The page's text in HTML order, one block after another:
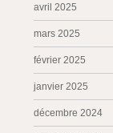
avril 2025
mars 2025
février 2025
janvier 2025
décembre 2024